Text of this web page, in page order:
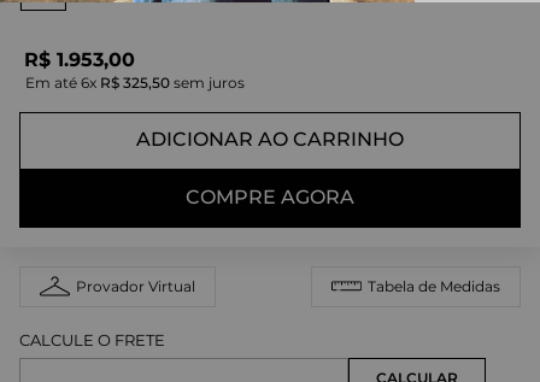
R$ 1.953,00
Em até 6x R$ 325,50 sem juros
ADICIONAR AO CARRINHO
COMPRE AGORA
Provador Virtual Tabela de Medidas